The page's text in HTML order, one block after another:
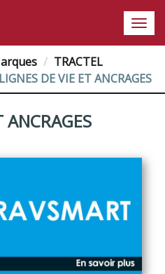
TRACTEL
LIGNES DE VIE ET ANCRAGES
ANCRAGES